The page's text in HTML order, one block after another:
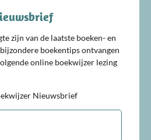
zijn van de laatste boeken- en
boekentips ontvangen
online boekwijzer lezing
Nieuwsbrief